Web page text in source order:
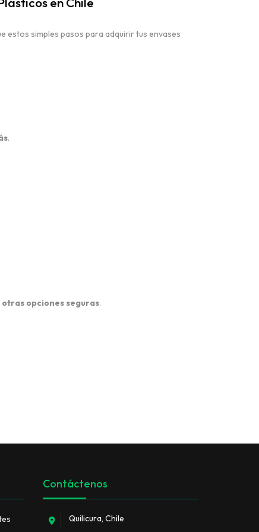
estos simples pasos para adquirir tus envases
.
opciones seguras.
Contáctenos
Quilicura, Chile